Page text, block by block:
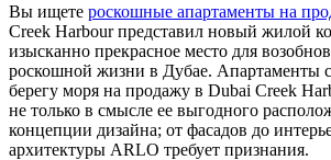
Вы ищете роскошные апартаменты на
Creek Harbour представил новый жилой
изысканно прекрасное место для
роскошной жизни в Дубае. Апартаменты
берегу моря на продажу в Dubai Creek
не только в смысле ее выгодного
концепции дизайна; от фасадов до
архитектуры ARLO требует признания.